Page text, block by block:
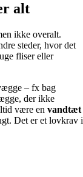
alt
ikke overalt.
steder, hvor det
fliser eller
– fx bag
der ikke
være en vandtæt
Det er et lovkrav i